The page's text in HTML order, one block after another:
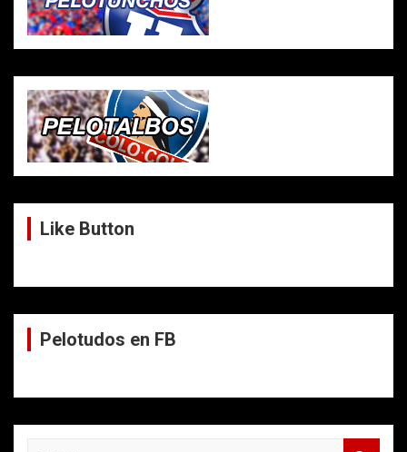
Like Button
Pelotudos en FB